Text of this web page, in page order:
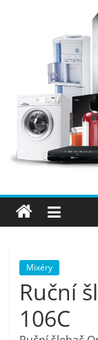
OK
–
Mixéry
Ruční
106C